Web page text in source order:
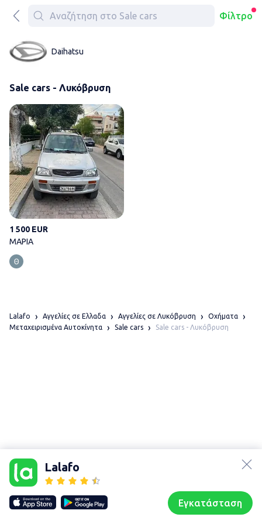
Φίλτρο
Daihatsu
Sale cars - Λυκόβρυση
1 500 EUR
ΜΑΡΙΑ
Lalafo
Εγκατάσταση
Lalafo Αγγελίες σε Ελλαδα Αγγελίες σε Λυκόβρυση
Οχήματα
Μεταχειρισμένα Αυτοκίνητα
Sale cars Sale cars - Λυκόβρυση
Our websites
lalafo.kg
lalafo.rs
lalafo.pl
Sitemap
τοποθεσίας
Συζητήσεις Προφίλ